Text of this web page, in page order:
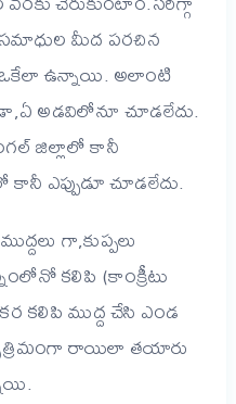
సమాధుల మీద పరచిన
ఒకేలా ఉన్నాయి. అలాంటి
అడవిలోనూ చూడలేదు.
జిల్లాలో కానీ
ఎప్పుడూ చూడలేదు.
గా,కుప్పలు
కలిపి (కాంక్రీటు
కలిపి ముద్ద చేసి ఎండ
రాయిలా తయారు